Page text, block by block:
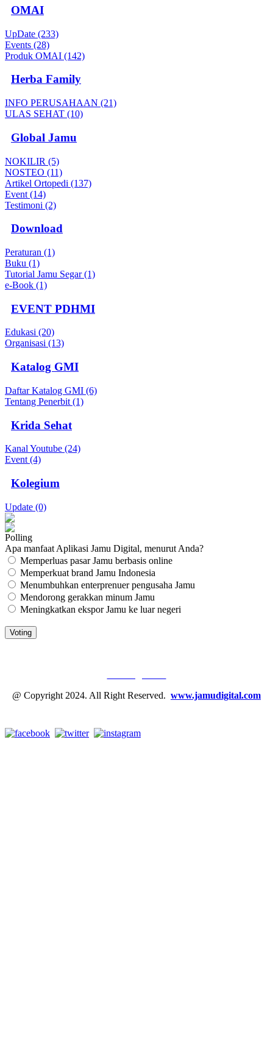
OMAI
UpDate (233)
Events (28)
Produk OMAI (142)
Herba Family
INFO PERUSAHAAN (21)
ULAS SEHAT (10)
Global Jamu
NOKILIR (5)
NOSTEO (11)
Artikel Ortopedi (137)
Event (14)
Testimoni (2)
Download
Peraturan (1)
Buku (1)
Tutorial Jamu Segar (1)
e-Book (1)
EVENT PDHMI
Edukasi (20)
Organisasi (13)
Katalog GMI
Daftar Katalog GMI (6)
Tentang Penerbit (1)
Krida Sehat
Kanal Youtube (24)
Event (4)
Kolegium
Update (0)
Polling
Apa manfaat Aplikasi Jamu Digital, menurut Anda?
Memperluas pasar Jamu berbasis online
Memperkuat brand Jamu Indonesia
Menumbuhkan enterprenuer pengusaha Jamu
Mendorong gerakkan minum Jamu
Meningkatkan ekspor Jamu ke luar negeri
@ Copyright 2024. All Right Reserved. www.jamudigital.com